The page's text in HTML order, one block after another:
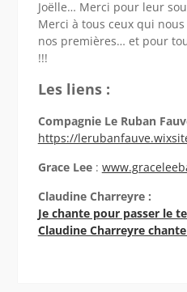
Joëlle… Merci pour leur
Merci à tous ceux qui
nos premières… et pour
!!!
Les liens :
Compagnie Le Ruban
https://
Grace Lee:
Claudine Charreyre :
Je chante pour passer le
Claudine Charreyre